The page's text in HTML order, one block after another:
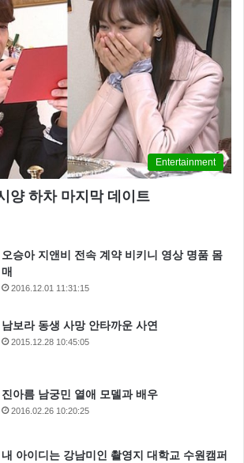
Entertainment
양 하차 마지막 데이트
오승아 지앤비 전속 계약 비키니 영상 명품 몸
매
2016.12.01 11:31:15
남보라 동생 사망 안타까운 사연
2015.12.28 10:45:05
진아름 남궁민 열애 모델과 배우
2016.02.26 10:20:25
내 아이디는 강남미인 촬영지 대학교 수원캠퍼